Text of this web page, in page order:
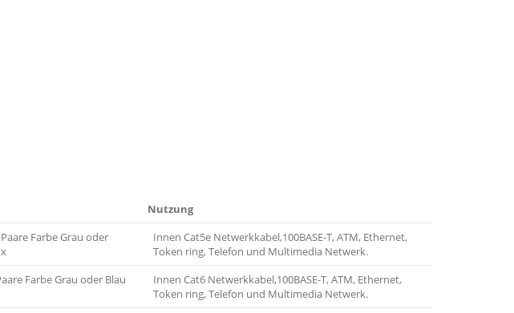
Nutzung
Farbe Grau oder
Innen Cat5e Netwerkkabel,100BASE-T, ATM, Ethernet,
Token ring, Telefon und Multimedia Netwerk.
Farbe Grau oder Blau
Innen Cat6 Netwerkkabel,100BASE-T, ATM, Ethernet,
Token ring, Telefon und Multimedia Netwerk.